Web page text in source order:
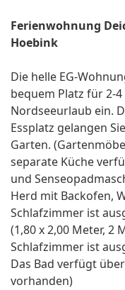
Ferienwohnung
Hoebink
Die helle EG-
bequem Platz für 2-
Nordseeurlaub ein.
Essplatz gelangen
Garten.
separate Küche
und
Herd mit Backofen,
Schlafzimmer ist
(1,80 x 2,00 Meter, 2
Schlafzimmer ist
Das Bad verfügt
vorhanden)